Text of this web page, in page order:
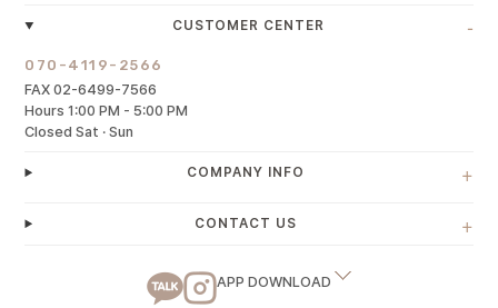
CUSTOMER CENTER -
070-4119-2566
FAX 02-6499-7566
Hours 1:00 PM - 5:00 PM
Closed Sat · Sun
COMPANY INFO +
CONTACT US +
APP DOWNLOAD